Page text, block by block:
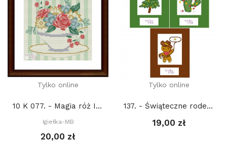
Tylko online
10 K 077. - Magia róż IV (PDF)
Igiełka-MB
20,00 zł
Tylko online
137. - Świąteczne rodeo (PDF)
19,00 zł